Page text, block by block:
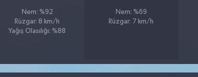
Nem: %92
Rüzgar: 8 km/h
Yağış Olasılığı: %88
Nem: %69
Rüzgar: 7 km/h